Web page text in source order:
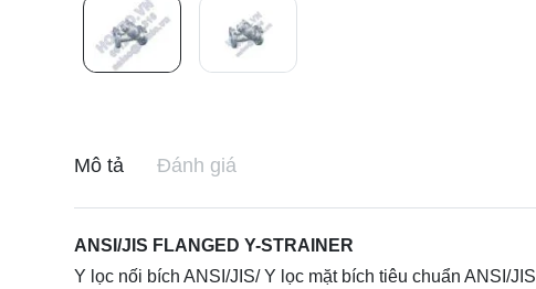
Mô tả Đánh giá
ANSI/JIS FLANGED Y-STRAINER
Y lọc nối bích ANSI/JIS/ Y lọc mặt bích tiêu chuẩn ANSI/JIS